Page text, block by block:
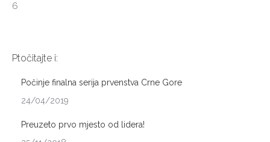
6
Ptočitajte i:
Počinje finalna serija prvenstva Crne Gore
24/04/2019
Preuzeto prvo mjesto od lidera!